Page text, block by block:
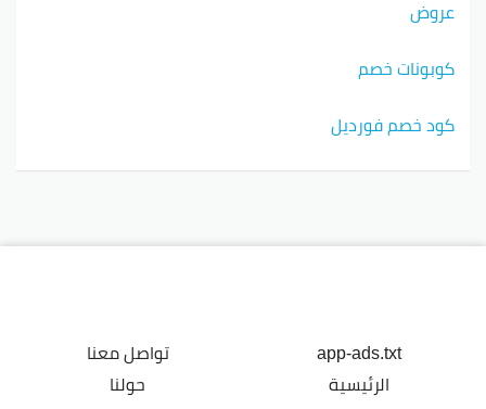
عروض
كوبونات خصم
كود خصم فورديل
app-ads.txt
الرئيسية
تواصل معنا
حولنا